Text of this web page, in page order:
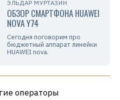
ЭЛЬДАР МУРТАЗИН
ОБЗОР СМАРТФОНА HUAWEI
NOVA Y74
Сегодня поговорим про
бюджетный аппарат линейки
HUAWEI nova.
операторы